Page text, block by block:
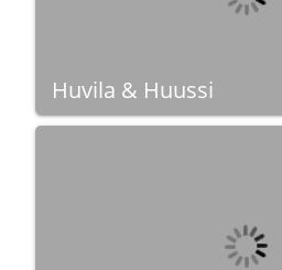
Huvila & Huussi